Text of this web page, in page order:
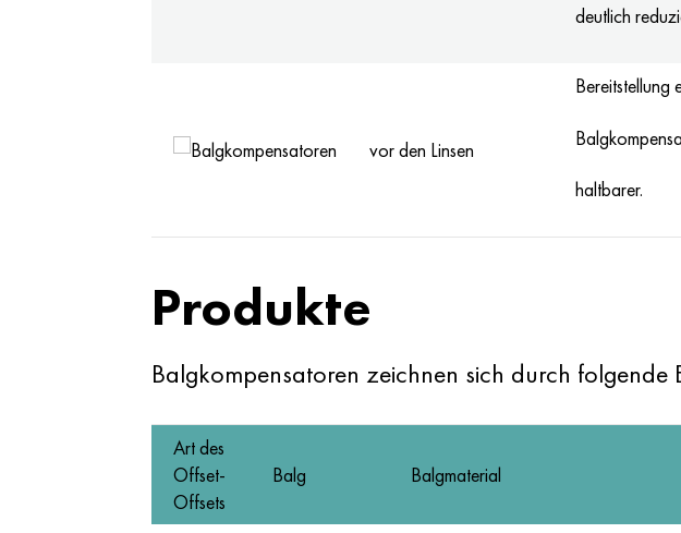
deutlich
vor den Linsen
Bereitstellung
haltbarer.
Produkte
Balgkompensatoren zeichnen sich durch folgende
Art des
Offset-
Offsets
Balg Balgmaterial